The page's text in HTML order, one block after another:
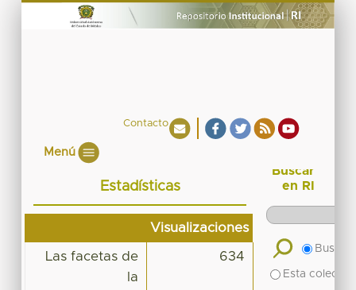
Contacto
Menú
Estadísticas
Visualizaciones
Las facetas de
la
634
Buscar
en RI
Buscar
Esta